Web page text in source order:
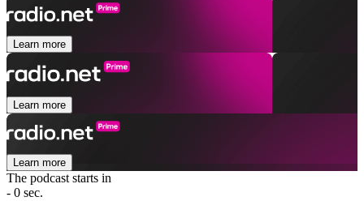
Learn more
Learn more
Learn more
The podcast starts in
- 0 sec.